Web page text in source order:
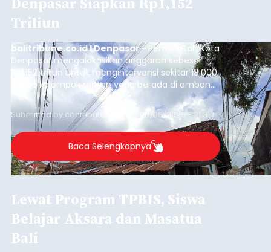
Triliun
balitribune.co.id I Denpasar - Pemerintah Kota
Denpasar mengalokasikan anggaran sebesar
Rp1,152 triliun untuk mengintervensi sekitar 18.000
warga kelompok rentan yang berada di ambang
garis kemiskinan. Langkah strategis ini diambil
guna menjaga masyarakat yang berada pada
kelompok desil 5 dan 6 tersebut agar tidak
merosot ke kategori miskin.
Submitted by contributor Thu, 08/06/2026 - 21:31
Baca Selengkapnya
Lewat Program TPBIS, Siswa
Belajar Aksara dan Masatua
Bali